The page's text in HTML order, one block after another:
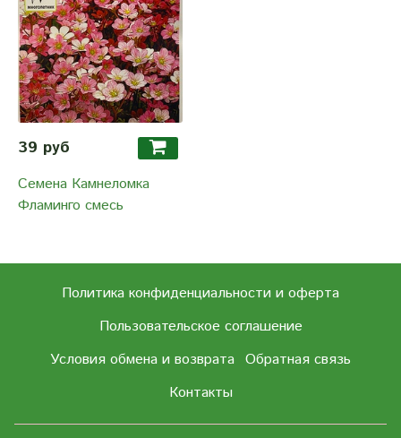
39 руб
Семена Камнеломка
Фламинго смесь
Политика конфиденциальности и оферта
Пользовательское соглашение
Условия обмена и возврата Обратная связь
Контакты